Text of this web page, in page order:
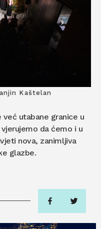
Kaštelan
već utabane granice u
da ćemo i u
nova, zanimljiva
glazbe.